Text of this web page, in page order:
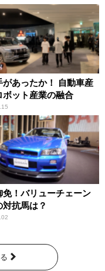
があったか！ 自動車産
ボット産業の融合
免！バリューチェーン
対抗馬は？